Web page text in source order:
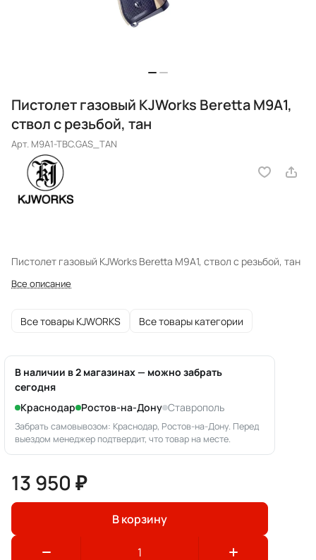
Пистолет газовый KJWorks Beretta M9A1,
ствол с резьбой, тан
Арт. M9A1-TBC.GAS_TAN
Пистолет газовый KJWorks Beretta M9A1, ствол с резьбой, тан
Все описание
Все товары KJWORKS Все товары категории
В наличии в 2 магазинах — можно забрать
сегодня
Краснодар Ростов-на-Дону Ставрополь
Забрать самовывозом: Краснодар, Ростов-на-Дону. Перед
выездом менеджер подтвердит, что товар на месте.
13 950 ₽
В корзину